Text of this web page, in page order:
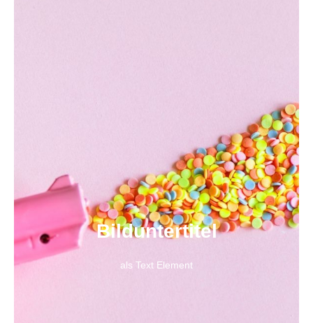
Bild­unter­titel
als Text Element